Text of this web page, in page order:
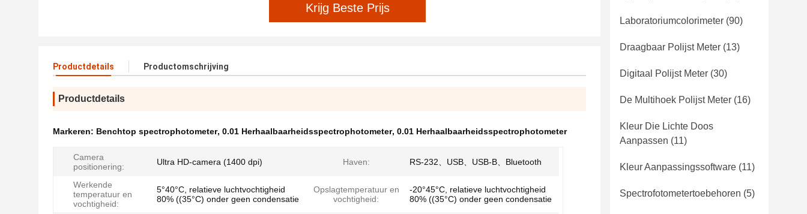
Krijg Beste Prijs
Productdetails Productomschrijving
Productdetails
Markeren: Benchtop spectrophotometer, 0.01 Herhaalbaarheidsspectrophotometer, 0.01 Herhaalbaarheidsspectrophotometer
Camera
positionering:
Ultra HD-camera (1400 dpi) Haven: RS-232、USB、USB-B、Bluetooth
Werkende
temperatuur en
vochtigheid:
5°40°C, relatieve luchtvochtigheid
80% ((35°C) onder geen condensatie
Opslagtemperatuur en
vochtigheid:
-20°45°C, relatieve luchtvochtigheid
80% ((35°C) onder geen condensatie
Laboratoriumcolorimeter (90)
Draagbaar Polijst Meter (13)
Digitaal Polijst Meter (30)
De Multihoek Polijst Meter (16)
Kleur Die Lichte Doos
Aanpassen (11)
Kleur Aanpassingssoftware (11)
Spectrofotometertoebehoren (5)